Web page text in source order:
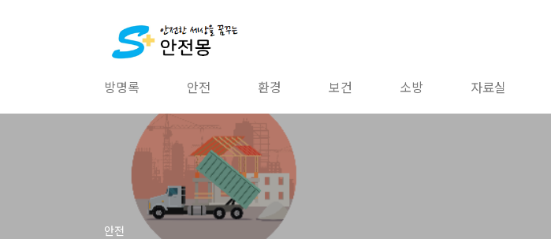
방명록 안전 환경 보건 소방 자료실
안전